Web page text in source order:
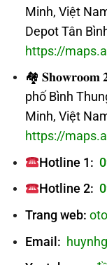
Minh, Việt
Depot Tân
https://
🏘 𝐒𝐡𝐨𝐰𝐫𝐨𝐨𝐦
phố Bình
Minh, Việt
https://
Hotline 1:
Hotline 2:
Trang web:
Email: